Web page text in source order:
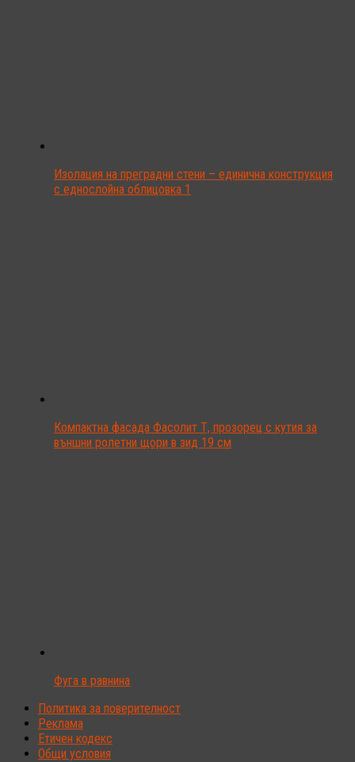
Изолация на преградни стени – единична конструкция
с еднослойна облицовка 1
Компактна фасада Фасолит Т, прозорец с кутия за
външни ролетни щори в зид 19 см
Фуга в равнина
Политика за поверителност
Реклама
Етичен кодекс
Общи условия